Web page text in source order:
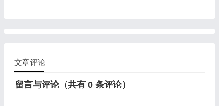
率围绕这些内容展开。这
文章评论
留言与评论（共有 0条评论）